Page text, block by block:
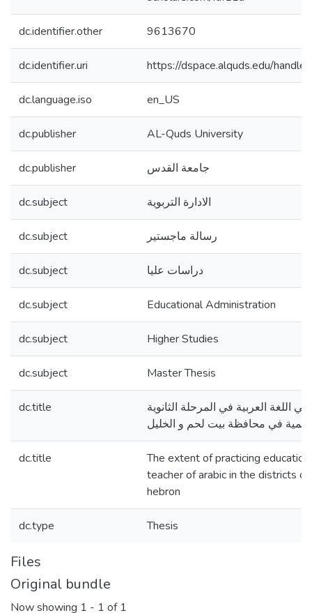
dc.identifier.other 9613670
dc.identifier.uri https://dspace.alquds.edu/
dc.language.iso en_US
dc.publisher AL-Quds University
dc.publisher جامعة القدس
dc.subject الادارة التربوية
dc.subject رسالة ماجستير
dc.subject دراسات عليا
dc.subject Educational Administration
dc.subject Higher Studies
dc.subject Master Thesis
dc.title
العربية في المرحلة الثانوية
في محافظة بيت لحم و الخليل
dc.title
The extent of practicing
teacher of arabic in the districts
hebron
dc.type Thesis
Files
Original bundle
Now showing 1 - 1 of 1